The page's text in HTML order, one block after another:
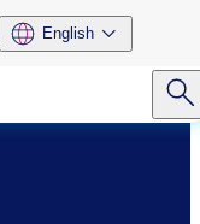
English